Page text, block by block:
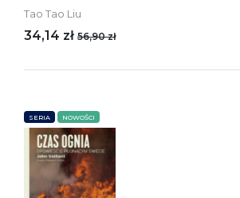
Tao Tao Liu
34,14 zł 56,90 zł
SERIA NOWOŚCI